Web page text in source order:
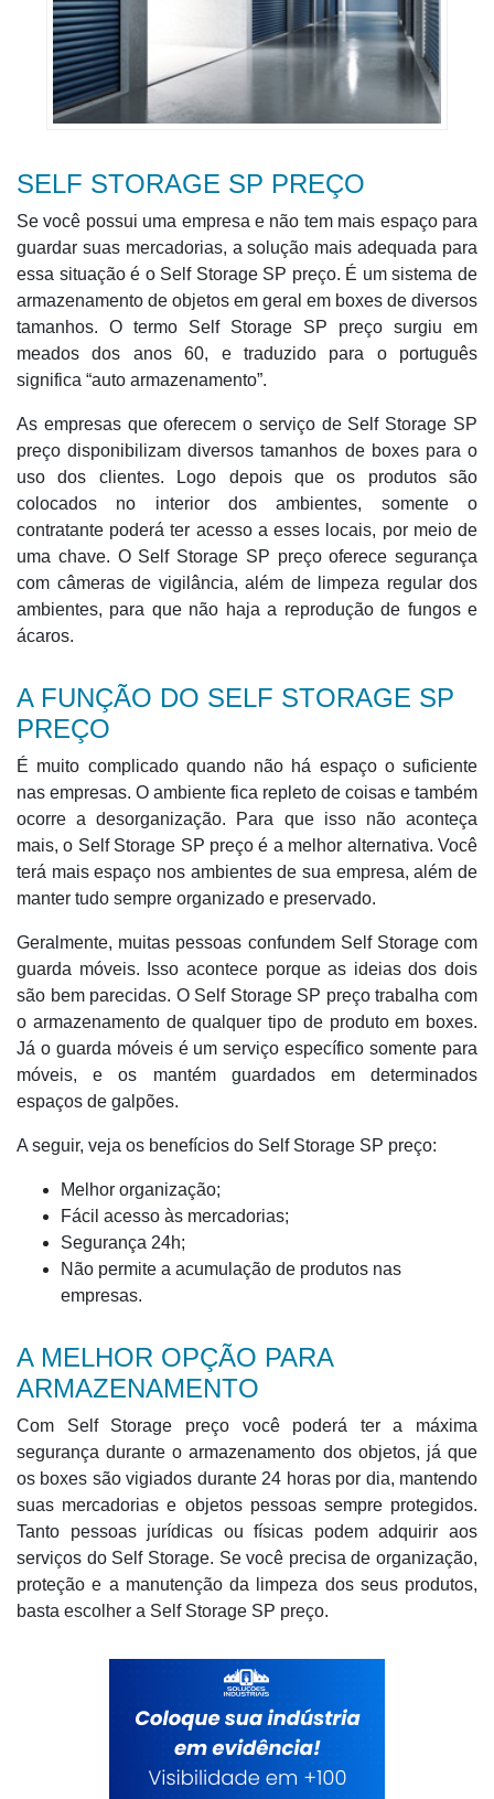
SELF STORAGE SP PREÇO
Se você possui uma empresa e não tem mais espaço para
guardar suas mercadorias, a solução mais adequada para
essa situação é o Self Storage SP preço. É um sistema de
armazenamento de objetos em geral em boxes de diversos
tamanhos. O termo Self Storage SP preço surgiu em
meados dos anos 60, e traduzido para o português
significa “auto armazenamento”.
As empresas que oferecem o serviço de Self Storage SP
preço disponibilizam diversos tamanhos de boxes para o
uso dos clientes. Logo depois que os produtos são
colocados no interior dos ambientes, somente o
contratante poderá ter acesso a esses locais, por meio de
uma chave. O Self Storage SP preço oferece segurança
com câmeras de vigilância, além de limpeza regular dos
ambientes, para que não haja a reprodução de fungos e
ácaros.
A FUNÇÃO DO SELF STORAGE SP
PREÇO
É muito complicado quando não há espaço o suficiente
nas empresas. O ambiente fica repleto de coisas e também
ocorre a desorganização. Para que isso não aconteça
mais, o Self Storage SP preço é a melhor alternativa. Você
terá mais espaço nos ambientes de sua empresa, além de
manter tudo sempre organizado e preservado.
Geralmente, muitas pessoas confundem Self Storage com
guarda móveis. Isso acontece porque as ideias dos dois
são bem parecidas. O Self Storage SP preço trabalha com
o armazenamento de qualquer tipo de produto em boxes.
Já o guarda móveis é um serviço específico somente para
móveis, e os mantém guardados em determinados
espaços de galpões.
A seguir, veja os benefícios do Self Storage SP preço:
Melhor organização;
Fácil acesso às mercadorias;
Segurança 24h;
Não permite a acumulação de produtos nas
empresas.
A MELHOR OPÇÃO PARA
ARMAZENAMENTO
Com Self Storage preço você poderá ter a máxima
segurança durante o armazenamento dos objetos, já que
os boxes são vigiados durante 24 horas por dia, mantendo
suas mercadorias e objetos pessoas sempre protegidos.
Tanto pessoas jurídicas ou físicas podem adquirir aos
serviços do Self Storage. Se você precisa de organização,
proteção e a manutenção da limpeza dos seus produtos,
basta escolher a Self Storage SP preço.